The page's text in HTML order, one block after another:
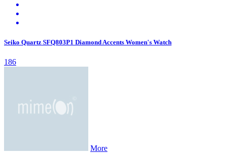
Seiko Quartz SFQ803P1 Diamond Accents Women's Watch
186
More